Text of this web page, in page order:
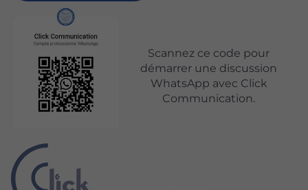
Scannez ce code pour
démarrer une discussion
WhatsApp avec Click
Communication.